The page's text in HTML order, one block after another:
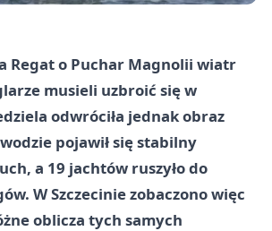
Regat o Puchar Magnolii wiatr
musieli uzbroić się w
odwróciła jednak obraz
pojawił się stabilny
a 19 jachtów ruszyło do
W Szczecinie zobaczono więc
oblicza tych samych